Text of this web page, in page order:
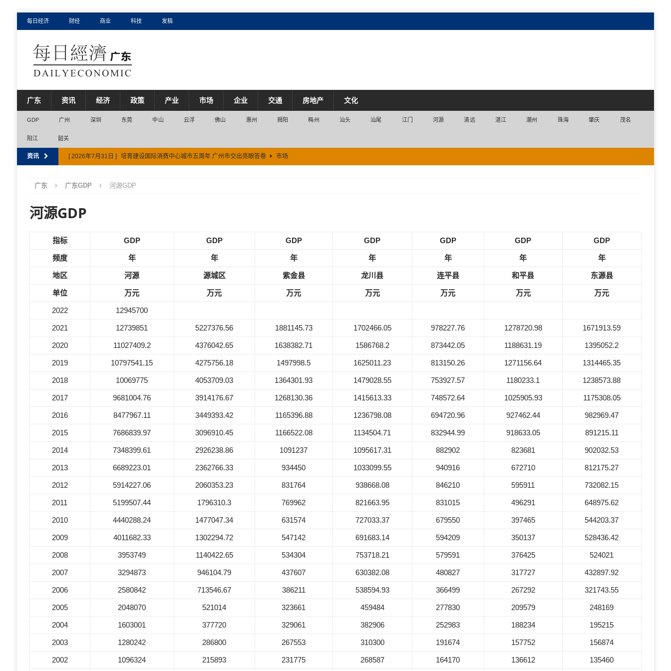
每日经济 财经 商业 科技 发稿
广东 资讯 经济 政策 产业 市场 企业 交通 房地产 文化
GDP 广州 深圳 东莞 中山 云浮 佛山 惠州 揭阳 梅州 汕头 汕尾 江门 河源 清远 湛江 潮州 珠海 肇庆 茂名
阳江 韶关
资讯 [ 2026年7月31日 ] 培育建设国际消费中心城市五周年 广州市交出亮眼答卷 市场
[ 2026年7月31日 ] 全球跨境贸易产业集聚区在广州市南沙启动建设 将率先探路生态化出海
广东 广东GDP 河源GDP
河源GDP
指标 GDP GDP GDP GDP GDP GDP GDP
频度 年 年 年 年 年 年 年
地区 河源 源城区 紫金县 龙川县 连平县 和平县 东源县
单位 万元 万元 万元 万元 万元 万元 万元
2022 12945700
2021 12739851 5227376.56 1881145.73 1702466.05 978227.76 1278720.98 1671913.59
2020 11027409.2 4376042.65 1638382.71 1586768.2 873442.05 1188631.19 1395052.2
2019 10797541.15 4275756.18 1497998.5 1625011.23 813150.26 1271156.64 1314465.35
2018 10069775 4053709.03 1364301.93 1479028.55 753927.57 1180233.1 1238573.88
2017 9681004.76 3914176.67 1268130.36 1415613.33 748572.64 1025905.93 1175308.05
2016 8477967.11 3449393.42 1165396.88 1236798.08 694720.96 927462.44 982969.47
2015 7686839.97 3096910.45 1166522.08 1134504.71 832944.99 918633.05 891215.11
2014 7348399.61 2926238.86 1091237 1095617.31 882902 823681 902032.53
2013 6689223.01 2362766.33 934450 1033099.55 940916 672710 812175.27
2012 5914227.06 2060353.23 831764 938668.08 846210 595911 732082.15
2011 5199507.44 1796310.3 769962 821663.95 831015 496291 648975.62
2010 4440288.24 1477047.34 631574 727033.37 679550 397465 544203.37
2009 4011682.33 1302294.72 547142 691683.14 594209 350137 528436.42
2008 3953749 1140422.65 534304 753718.21 579591 376425 524021
2007 3294873 946104.79 437607 630382.08 480827 317727 432897.92
2006 2580842 713546.67 386211 538594.93 366499 267292 321743.55
2005 2048070 521014 323661 459484 277830 209579 248169
2004 1603001 377720 329061 382906 252983 188234 195215
2003 1280242 286800 267553 310300 191674 157752 156874
2002 1096324 215893 231775 268587 164170 136612 135460